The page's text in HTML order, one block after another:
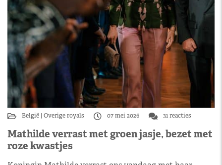
België Overige royals 07 mei 2026 31 reacties
Mathilde verrast met groen jasje, bezet met
roze kwastjes